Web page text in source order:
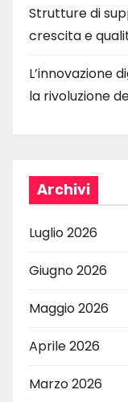
Strutture di
crescita e
L’innovazione
la rivoluzione
Archivi
Luglio 2026
Giugno 2026
Maggio 2026
Aprile 2026
Marzo 2026